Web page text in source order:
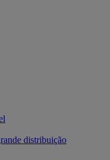
distribuição